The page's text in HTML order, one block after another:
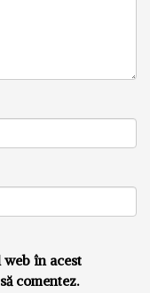
în acest
comentez.